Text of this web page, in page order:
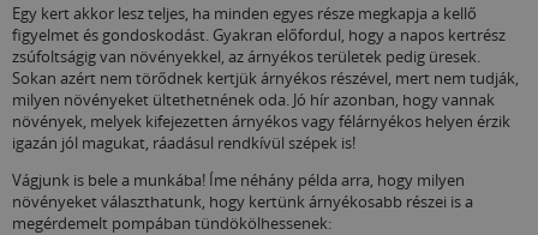
Egy kert akkor lesz teljes, ha minden egyes része megkapja a kellő
figyelmet és gondoskodást. Gyakran előfordul, hogy a napos kertrész
zsúfoltságig van növényekkel, az árnyékos területek pedig üresek.
Sokan azért nem törődnek kertjük árnyékos részével, mert nem tudják,
milyen növényeket ültethetnének oda. Jó hír azonban, hogy vannak
növények, melyek kifejezetten árnyékos vagy félárnyékos helyen érzik
igazán jól magukat, ráadásul rendkívül szépek is!
Vágjunk is bele a munkába! Íme néhány példa arra, hogy milyen
növényeket választhatunk, hogy kertünk árnyékosabb részei is a
megérdemelt pompában tündökölhessenek: